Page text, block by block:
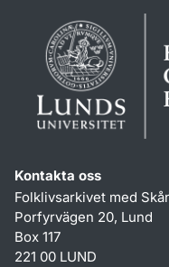
Kontakta oss
Folklivsarkivet med
Porfyrvägen 20, Lund
Box 117
221 00 LUND